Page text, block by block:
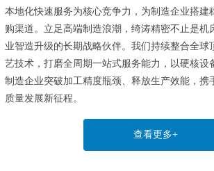
本地化快速服务为核心竞争力，为制造企业搭建
购渠道。立足高端制造浪潮，绮涛精密不止是机
业智造升级的长期战略伙伴。我们持续整合全球
艺技术，打磨全周期一站式服务能力，以硬核设
制造企业突破加工精度瓶颈、释放生产效能，携
质量发展新征程。
查看更多+